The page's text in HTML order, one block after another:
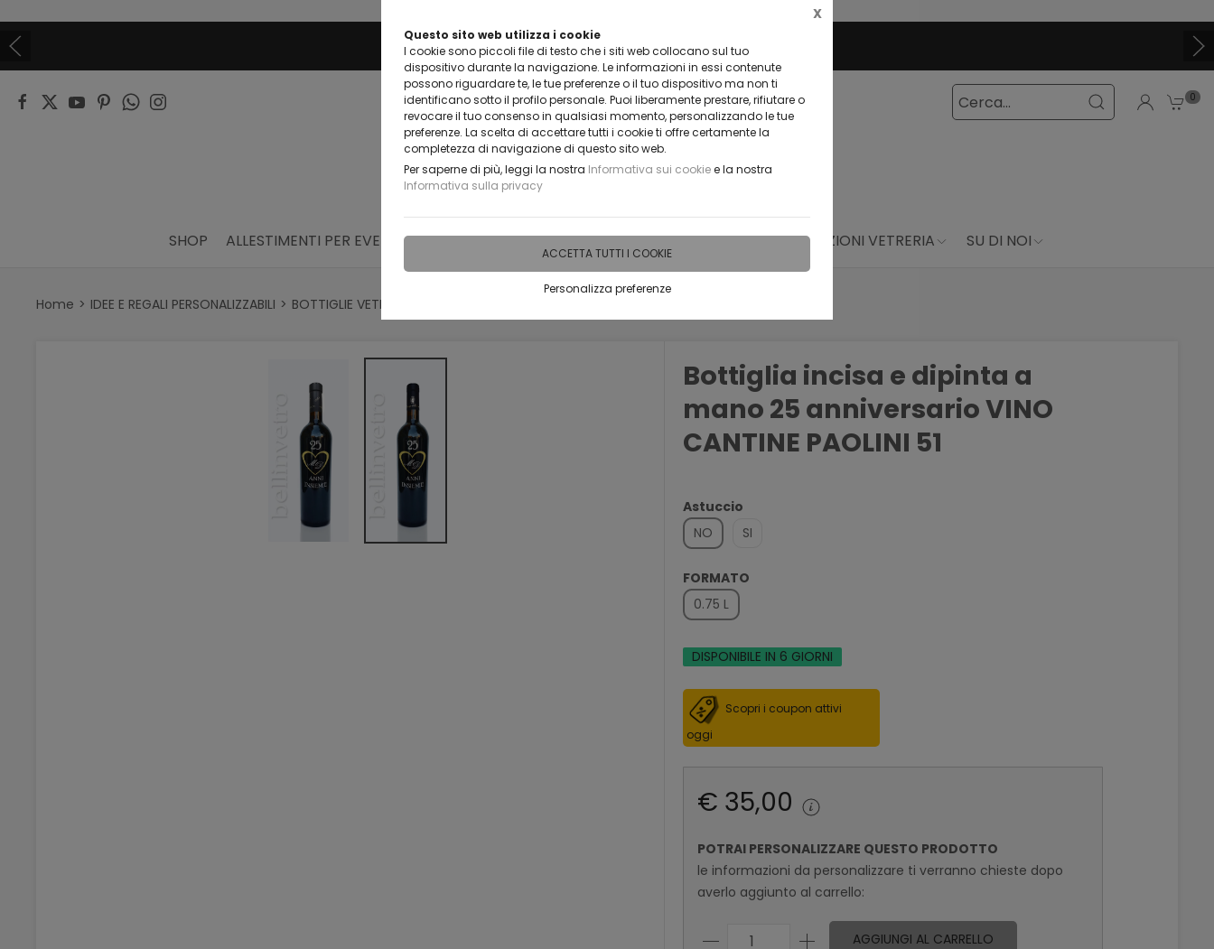
Questo sito web utilizza i cookie
I cookie sono piccoli file di testo che i siti web collocano sul tuo
dispositivo durante la navigazione. Le informazioni in essi contenute
possono riguardare te, le tue preferenze o il tuo dispositivo ma non ti
identificano sotto il profilo personale. Puoi liberamente prestare, rifiutare o
revocare il tuo consenso in qualsiasi momento, personalizzando le tue
preferenze. La scelta di accettare tutti i cookie ti offre certamente la
completezza di navigazione di questo sito web.
Per saperne di più, leggi la nostra Informativa sui cookiee la nostra
Informativa sulla privacy
ACCETTA TUTTI I COOKIE
Personalizza preferenze
X
VUOI DIVENTARE UN NOSTRO RIVENDITORE?
CONTATTACI
0
SHOP ALLESTIMENTI PER EVENTI IDEE PERSONALIZZABILI RECENSIONI HORECA PRODUZIONI VETRERIA SU DI NOI
Home IDEE E REGALI PERSONALIZZABILI BOTTIGLIE VETRO PERSONALIZZATE
Bottiglia incisa e dipinta a
mano 25 anniversario VINO
CANTINE PAOLINI 51
Astuccio
NO
SI
FORMATO
0.75 L
DISPONIBILE IN 6 GIORNI
Scopri i coupon attivi
oggi
€ 35,00
POTRAI PERSONALIZZARE QUESTO PRODOTTO
le informazioni da personalizzare ti verranno chieste dopo
averlo aggiunto al carrello:
AGGIUNGI AL CARRELLO